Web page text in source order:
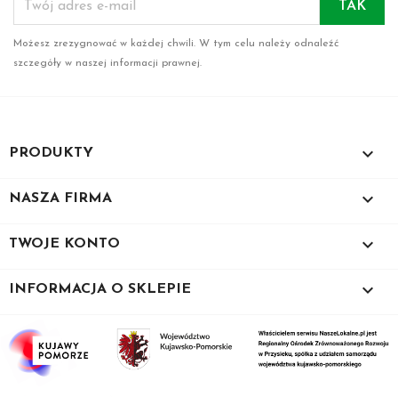
Możesz zrezygnować w każdej chwili. W tym celu należy odnaleźć
szczegóły w naszej informacji prawnej.
PRODUKTY 
NASZA FIRMA 
TWOJE KONTO 
INFORMACJA O SKLEPIE keyboard_arrow_down